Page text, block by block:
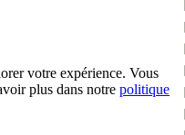
votre expérience. Vous
plus dans notre politique